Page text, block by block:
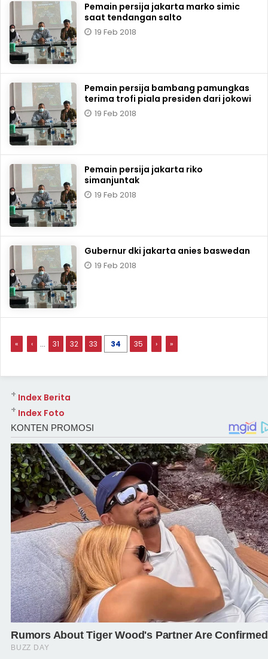
Pemain persija jakarta marko simic
saat tendangan salto
19 Feb 2018
Pemain persija bambang pamungkas
terima trofi piala presiden dari jokowi
19 Feb 2018
Pemain persija jakarta riko
simanjuntak
19 Feb 2018
Gubernur dki jakarta anies baswedan
19 Feb 2018
« ‹ ... 31 32 33 34 35 › »
Index Berita
+
Index Foto
+